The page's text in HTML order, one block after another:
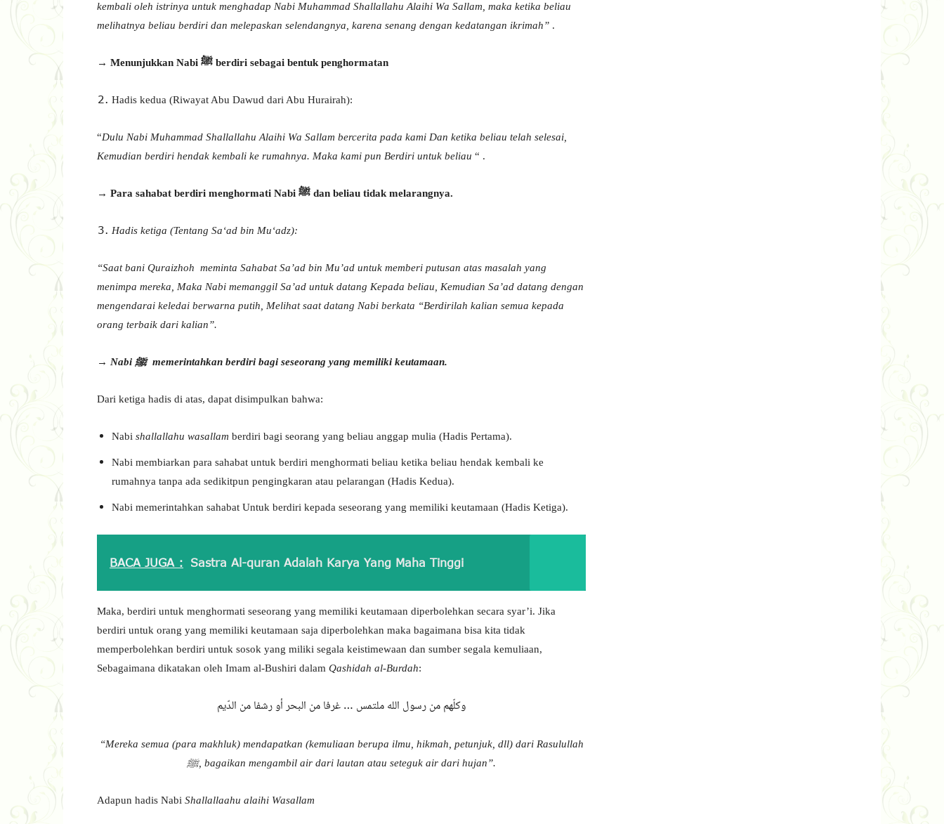
kembali oleh istrinya untuk menghadap Nabi Muhammad Shallallahu Alaihi Wa Sallam, maka ketika beliau
melihatnya beliau berdiri dan melepaskan selendangnya, karena senang dengan kedatangan ikrimah” .
→ Menunjukkan Nabi ﷺ berdiri sebagai bentuk penghormatan
Hadis kedua (Riwayat Abu Dawud dari Abu Hurairah):
“Dulu Nabi Muhammad Shallallahu Alaihi Wa Sallam bercerita pada kami Dan ketika beliau telah selesai,
Kemudian berdiri hendak kembali ke rumahnya. Maka kami pun Berdiri untuk beliau “ .
→ Para sahabat berdiri menghormati Nabi ﷺ dan beliau tidak melarangnya.
Hadis ketiga (Tentang Sa‘ad bin Mu‘adz):
“Saat bani Quraizhoh meminta Sahabat Sa’ad bin Mu’ad untuk memberi putusan atas masalah yang
menimpa mereka, Maka Nabi memanggil Sa’ad untuk datang Kepada beliau, Kemudian Sa’ad datang dengan
mengendarai keledai berwarna putih, Melihat saat datang Nabi berkata “Berdirilah kalian semua kepada
orang terbaik dari kalian”.
→ Nabi ﷺ memerintahkan berdiri bagi seseorang yang memiliki keutamaan.
Dari ketiga hadis di atas, dapat disimpulkan bahwa:
Nabi shallallahu wasallam berdiri bagi seorang yang beliau anggap mulia (Hadis Pertama).
Nabi membiarkan para sahabat untuk berdiri menghormati beliau ketika beliau hendak kembali ke
rumahnya tanpa ada sedikitpun pengingkaran atau pelarangan (Hadis Kedua).
Nabi memerintahkan sahabat Untuk berdiri kepada seseorang yang memiliki keutamaan (Hadis Ketiga).
BACA JUGA : Sastra Al-quran Adalah Karya Yang Maha Tinggi
Maka, berdiri untuk menghormati seseorang yang memiliki keutamaan diperbolehkan secara syar’i. Jika
berdiri untuk orang yang memiliki keutamaan saja diperbolehkan maka bagaimana bisa kita tidak
memperbolehkan berdiri untuk sosok yang miliki segala keistimewaan dan sumber segala kemuliaan,
Sebagaimana dikatakan oleh Imam al-Bushiri dalam Qashidah al-Burdah:
وكلّهم من رسول الله ملتمس … غرفا من البحر أو رشفا من الدّيم
“Mereka semua (para makhluk) mendapatkan (kemuliaan berupa ilmu, hikmah, petunjuk, dll) dari Rasulullah
ﷺ, bagaikan mengambil air dari lautan atau seteguk air dari hujan”.
Adapun hadis Nabi Shallallaahu alaihi Wasallam